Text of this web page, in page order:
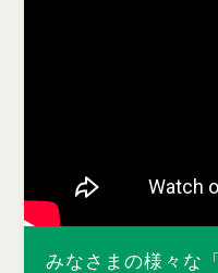
みなさまの様々な